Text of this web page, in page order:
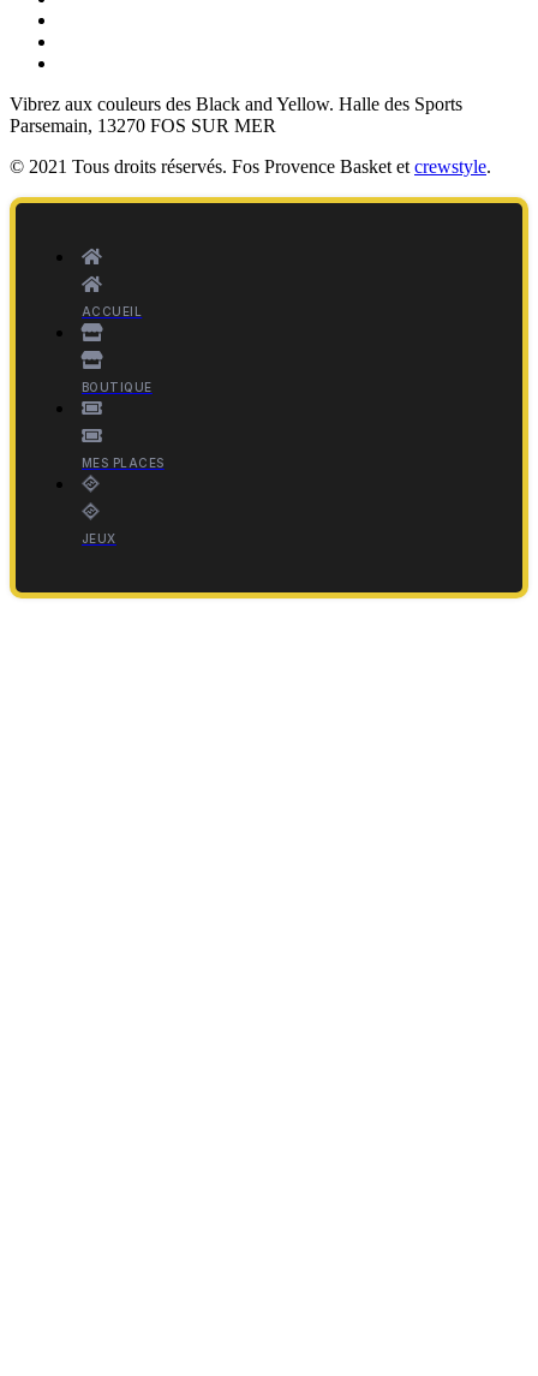
Vibrez aux couleurs des Black and Yellow. Halle des Sports
Parsemain, 13270 FOS SUR MER
© 2021 Tous droits réservés. Fos Provence Basket et crewstyle.
ACCUEIL
BOUTIQUE
MES PLACES
JEUX